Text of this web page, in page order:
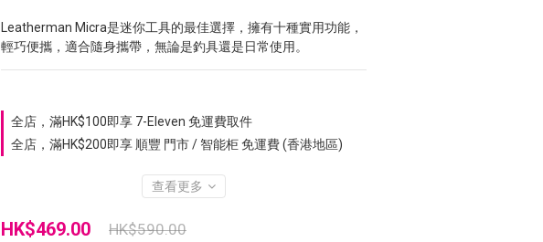
Leatherman Micra是迷你工具的最佳選擇，擁有十種實用功能，
輕巧便攜，適合隨身攜帶，無論是釣具還是日常使用。
全店，滿HK$100即享 7-Eleven 免運費取件
全店，滿HK$200即享 順豐 門市 / 智能柜 免運費 (香港地區)
查看更多
HK$469.00 HK$590.00